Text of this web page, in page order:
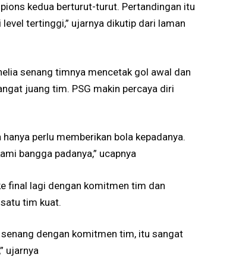
kedua berturut-turut. Pertandingan itu
tertinggi,” ujarnya dikutip dari laman
senang timnya mencetak gol awal dan
juang tim. PSG makin percaya diri
perlu memberikan bola kepadanya.
bangga padanya,” ucapnya
final lagi dengan komitmen tim dan
tim kuat.
dengan komitmen tim, itu sangat
ujarnya